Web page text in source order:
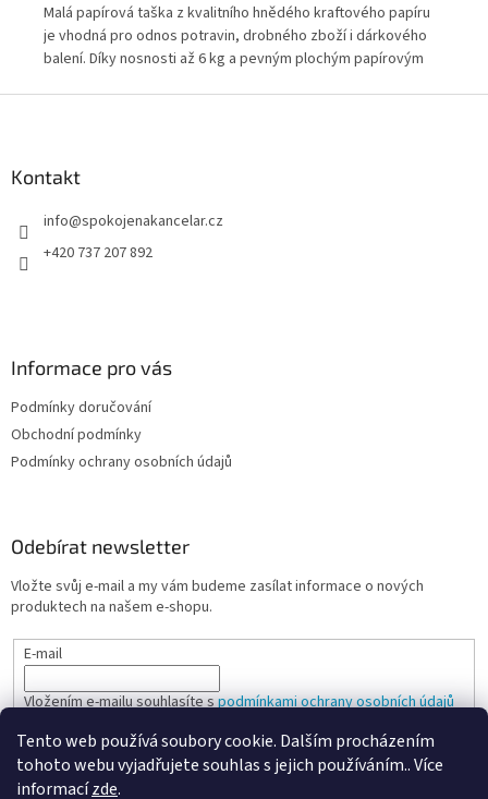
Tento web používá soubory cookie. Dalším procházením
tohoto webu vyjadřujete souhlas s jejich používáním.. Více
informacízde.
Malá papírová taška z kvalitního hnědého kraftového papíru
je vhodná pro odnos potravin, drobného zboží i dárkového
balení. Díky nosnosti až 6 kg a pevným plochým papírovým
Kontakt
info@spokojenakancelar.cz
+420 737 207 892
Informace pro vás
Podmínky doručování
Obchodní podmínky
Podmínky ochrany osobních údajů
Odebírat newsletter
Vložte svůj e-mail a my vám budeme zasílat informace o nových
produktech na našem e-shopu.
E-mail
Vložením e-mailu souhlasíte spodmínkami ochrany osobních údajů
PŘIHLÁSIT SE